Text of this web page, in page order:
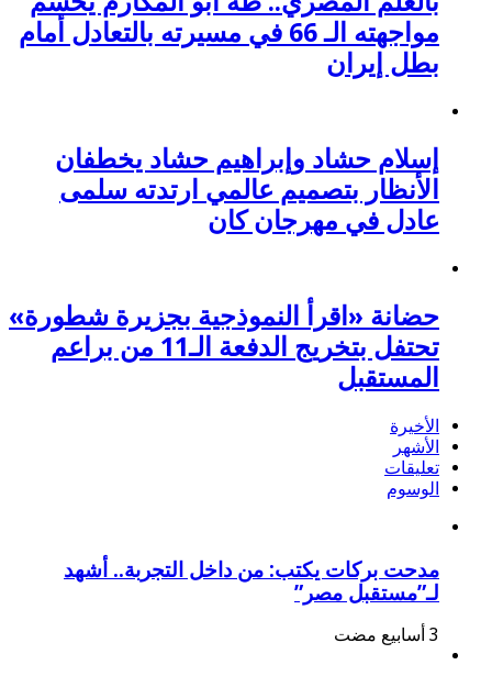
مواجهته الـ 66 في مسيرته بالتعادل أمام
بطل إيران
إسلام حشاد وإبراهيم حشاد يخطفان
الأنظار بتصميم عالمي ارتدته سلمى
عادل في مهرجان كان
حضانة «اقرأ النموذجية بجزيرة شطورة»
تحتفل بتخريج الدفعة الـ11 من براعم
المستقبل
الأخيرة
الأشهر
تعليقات
الوسوم
مدحت بركات يكتب: من داخل التجربة.. أشهد
لـ”مستقبل مصر”